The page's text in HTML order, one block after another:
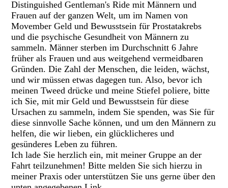
Distinguished Gentleman's Ride mit Männern und
Frauen auf der ganzen Welt, um im Namen von
Movember Geld und Bewusstsein für Prostatakrebs
und die psychische Gesundheit von Männern zu
sammeln. Männer sterben im Durchschnitt 6 Jahre
früher als Frauen und aus weitgehend vermeidbaren
Gründen. Die Zahl der Menschen, die leiden, wächst,
und wir müssen etwas dagegen tun. Also, bevor ich
meinen Tweed drücke und meine Stiefel poliere, bitte
ich Sie, mit mir Geld und Bewusstsein für diese
Ursachen zu sammeln, indem Sie spenden, was Sie für
diese sinnvolle Sache können, und um den Männern zu
helfen, die wir lieben, ein glücklicheres und
gesünderes Leben zu führen.
Ich lade Sie herzlich ein, mit meiner Gruppe an der
Fahrt teilzunehmen! Bitte melden Sie sich hierzu in
meiner Praxis oder unterstützen Sie uns gerne über den